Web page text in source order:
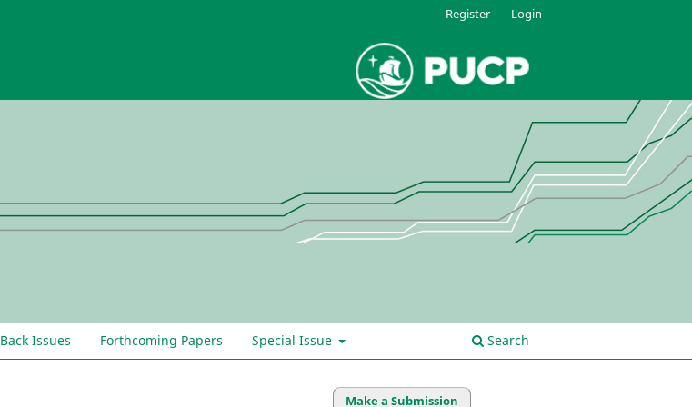
Back Issues Forthcoming Papers Special Issue Search
Register Login
Make a Submission